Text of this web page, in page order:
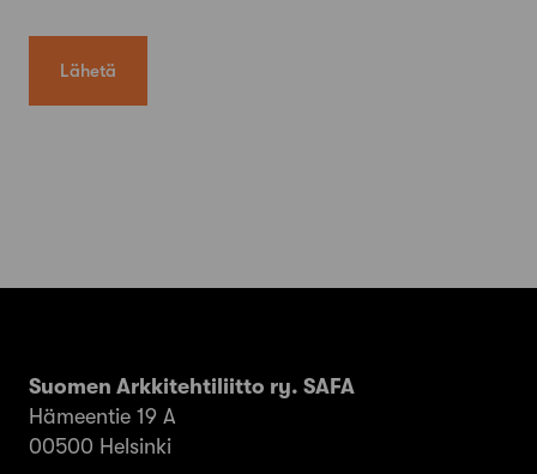
Suomen Arkkitehtiliitto ry. SAFA
Hämeentie 19 A
00500 Helsinki